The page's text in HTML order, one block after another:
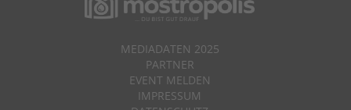
MEDIADATEN 2025
PARTNER
EVENT MELDEN
IMPRESSUM